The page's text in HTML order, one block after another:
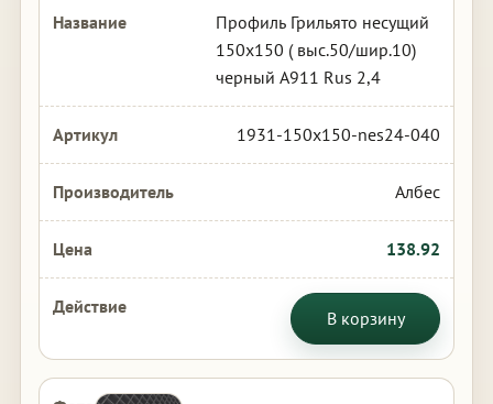
Профиль Грильято несущий
150х150 ( выс.50/шир.10)
черный А911 Rus 2,4
1931-150x150-nes24-040
Албес
138.92
В корзину